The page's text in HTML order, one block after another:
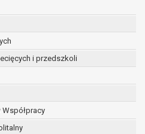
i przedszkoli
były zebrane lub w inny
dane dotyczą, wniosła
wobec przetwarzania
przetwarzanie danych
która jest podstawą
danych i nie ma innej
prawnej przetwarzania